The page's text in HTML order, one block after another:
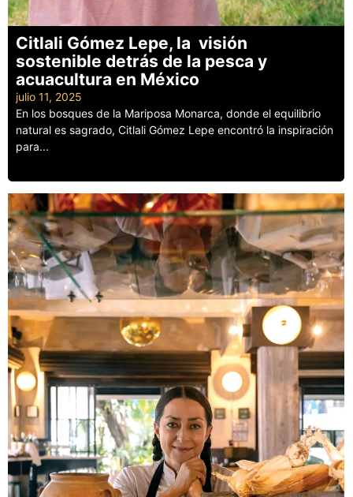
Citlali Gómez Lepe, la visión
sostenible detrás de la pesca y
acuacultura en México
julio 11, 2025
En los bosques de la Mariposa Monarca, donde el equilibrio
natural es sagrado, Citlali Gómez Lepe encontró la inspiración
para...